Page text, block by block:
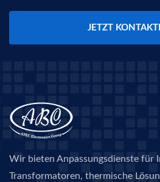
JETZT
Wir bieten Anpassungsdienste für
Transformatoren, thermische